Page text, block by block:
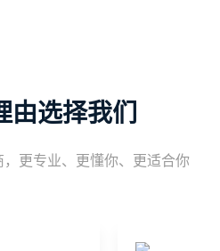
由选择我们
更专业、更懂你、更适合你